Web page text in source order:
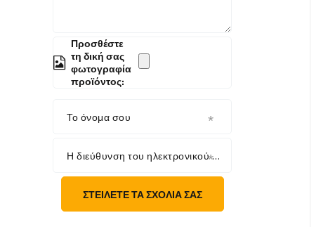
Προσθέστε
τη δική σας
φωτογραφία
προϊόντος:
Το όνομα σου
Η διεύθυνση του ηλεκτρονικού σου ταχυδρομείου
ΣΤΕΊΛΕΤΕ ΤΑ ΣΧΌΛΙΆ ΣΑΣ